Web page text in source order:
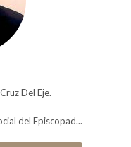
Del Eje.
del Episcopad...